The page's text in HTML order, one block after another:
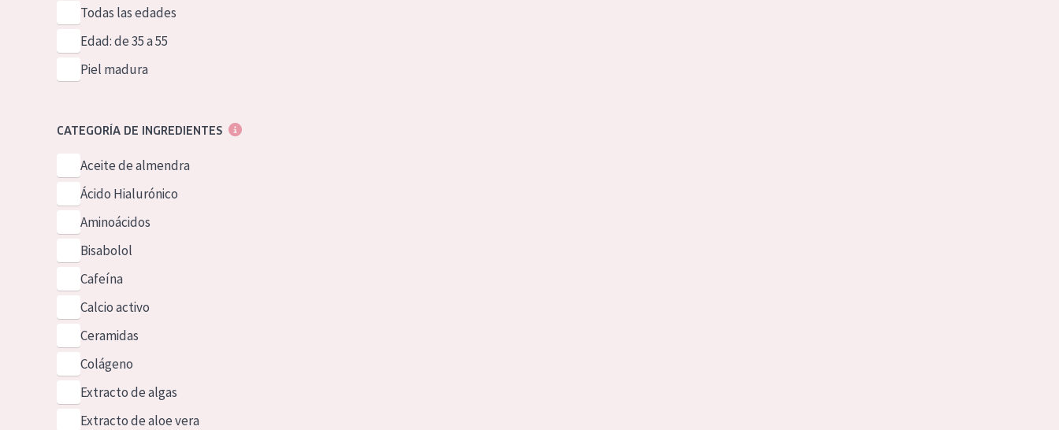
Todas las edades
Edad: de 35 a 55
Piel madura
CATEGORÍA DE INGREDIENTES
Aceite de almendra
Ácido Hialurónico
Aminoácidos
Bisabolol
Cafeína
Calcio activo
Ceramidas
Colágeno
Extracto de algas
Extracto de aloe vera